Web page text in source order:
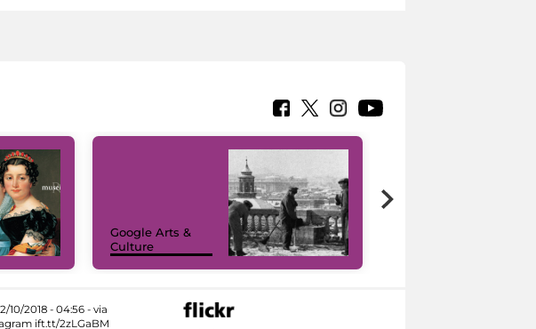
Google Arts &
Culture